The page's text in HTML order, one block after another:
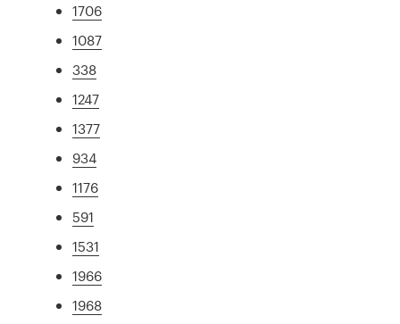
1706
1087
338
1247
1377
934
1176
591
1531
1966
1968